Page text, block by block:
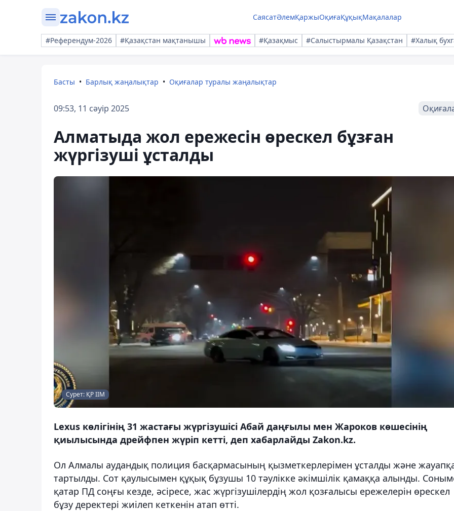
СаясатӘлемҚаржыОқиғаҚұқықМақалалар
#Референдум-2026 #Қазақстан мақтанышы #Қазақмыс #Салыстырмалы Қазақстан #Халық
Басты Барлық жаңалықтар Оқиғалар туралы жаңалықтар
09:53, 11 сәуір 2025
Алматыда жол ережесін өрескел бұзған
жүргізуші ұсталды
Сурет: ҚР ІІМ
Lexus көлігінің 31 жастағы жүргізушісі Абай даңғылы мен Жароков көшесінің
қиылысында дрейфпен жүріп кетті, деп хабарлайды Zakon.kz.
Ол Алмалы аудандық полиция басқармасының қызметкерлерімен ұсталды және
тартылды. Сот қаулысымен құқық бұзушы 10 тәулікке әкімшілік қамаққа алынды.
қатар ПД соңғы кезде, әсіресе, жас жүргізушілердің жол қозғалысы ережелерін өрескел
бұзу деректері жиілеп кеткенін атап өтті.